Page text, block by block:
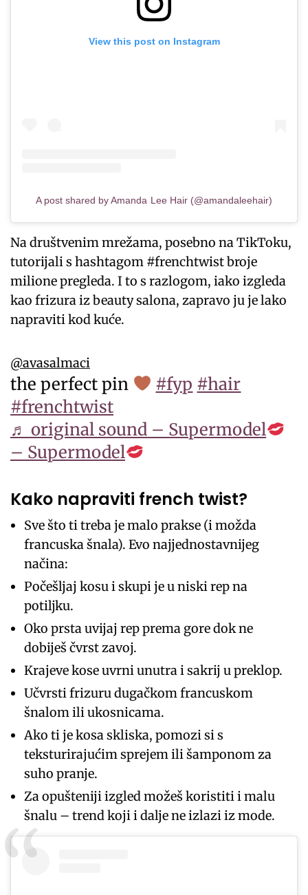
View this post on Instagram
A post shared by Amanda Lee Hair (@amandaleehair)
Na društvenim mrežama, posebno na TikToku,
tutorijali s hashtagom #frenchtwist broje
milione pregleda. I to s razlogom, iako izgleda
kao frizura iz beauty salona, zapravo ju je lako
napraviti kod kuće.
@avasalmaci
the perfect pin #fyp #hair
#frenchtwist
♬ original sound – Supermodel
– Supermodel
Kako napraviti french twist?
Sve što ti treba je malo prakse (i možda
francuska šnala). Evo najjednostavnijeg
načina:
Počešljaj kosu i skupi je u niski rep na
potiljku.
Oko prsta uvijaj rep prema gore dok ne
dobiješ čvrst zavoj.
Krajeve kose uvrni unutra i sakrij u preklop.
Učvrsti frizuru dugačkom francuskom
šnalom ili ukosnicama.
Ako ti je kosa skliska, pomozi si s
teksturirajućim sprejem ili šamponom za
suho pranje.
Za opušteniji izgled možeš koristiti i malu
šnalu – trend koji i dalje ne izlazi iz mode.